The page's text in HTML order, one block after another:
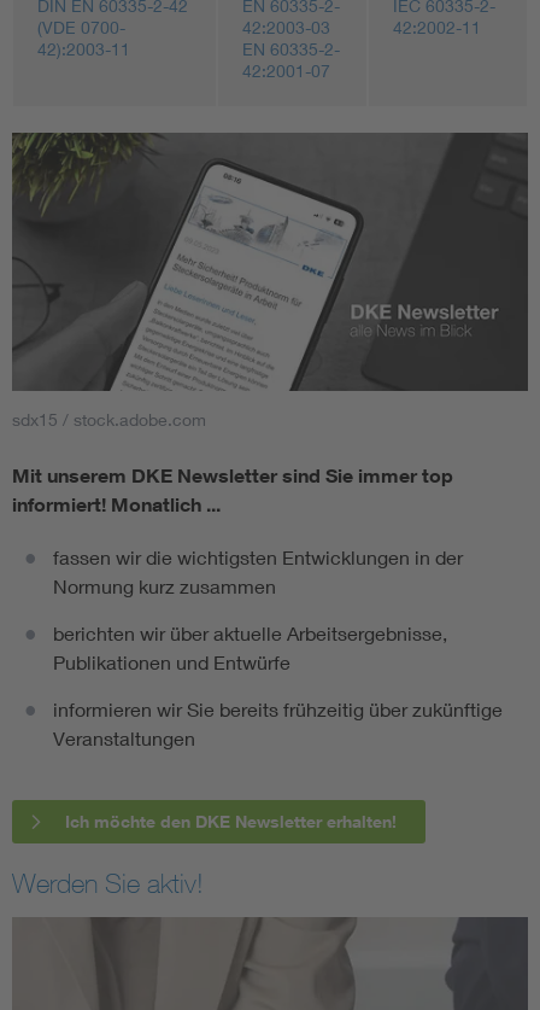
DIN EN 60335-2-42
(VDE 0700-
42):2003-11
EN 60335-2-
42:2003-03
EN 60335-2-
42:2001-07
IEC 60335-2-
42:2002-11
sdx15 / stock.adobe.com
Mit unserem DKE Newsletter sind Sie immer top
informiert! Monatlich ...
fassen wir die wichtigsten Entwicklungen in der
Normung kurz zusammen
berichten wir über aktuelle Arbeitsergebnisse,
Publikationen und Entwürfe
informieren wir Sie bereits frühzeitig über zukünftige
Veranstaltungen
Ich möchte den DKE Newsletter erhalten!
Werden Sie aktiv!